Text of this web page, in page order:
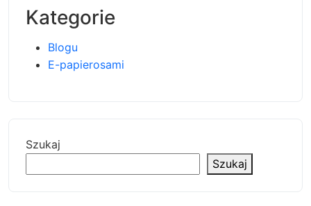
Kategorie
Blogu
E-papierosami
Szukaj
Szukaj